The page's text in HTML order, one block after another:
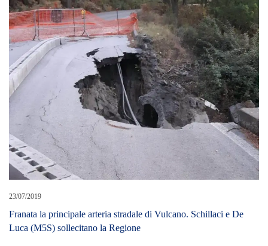
23/07/2019
Franata la principale arteria stradale di Vulcano. Schillaci e De
Luca (M5S) sollecitano la Regione